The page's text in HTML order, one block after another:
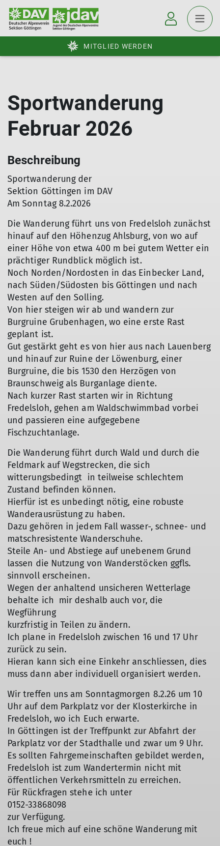
MITGLIED WERDEN
Sportwanderung
Februar 2026
Beschreibung
Sportwanderung der
Sektion Göttingen im DAV
Am Sonntag 8.2.2026
Die Wanderung führt uns von Fredelsloh zunächst
hinauf auf den Höhenzug Ahlsburg, von wo auf
einer Höhe von etwa 400 m bei gutem Wetter ein
prächtiger Rundblick möglich ist.
Noch Norden/Nordosten in das Einbecker Land,
nach Süden/Südosten bis Göttingen und nach
Westen auf den Solling.
Von hier steigen wir ab und wandern zur
Burgruine Grubenhagen, wo eine erste Rast
geplant ist.
Gut gestärkt geht es von hier aus nach Lauenberg
und hinauf zur Ruine der Löwenburg, einer
Burgruine, die bis 1530 den Herzögen von
Braunschweig als Burganlage diente.
Nach kurzer Rast starten wir in Richtung
Fredelsloh, gehen am Waldschwimmbad vorbei
und passieren eine aufgegebene
Fischzuchtanlage.
Die Wanderung führt durch Wald und durch die
Feldmark auf Wegstrecken, die sich
witterungsbedingt in teilweise schlechtem
Zustand befinden können.
Hierfür ist es unbedingt nötig, eine robuste
Wanderausrüstung zu haben.
Dazu gehören in jedem Fall wasser-, schnee- und
matschresistente Wanderschuhe.
Steile An- und Abstiege auf unebenem Grund
lassen die Nutzung von Wanderstöcken ggfls.
sinnvoll erscheinen.
Wegen der anhaltend unsicheren Wetterlage
behalte ich mir deshalb auch vor, die
Wegführung
kurzfristig in Teilen zu ändern.
Ich plane in Fredelsloh zwischen 16 und 17 Uhr
zurück zu sein.
Hieran kann sich eine Einkehr anschliessen, dies
muss dann aber individuell organisiert werden.
Wir treffen uns am Sonntagmorgen 8.2.26 um 10
Uhr auf dem Parkplatz vor der Klosterkirche in
Fredelsloh, wo ich Euch erwarte.
In Göttingen ist der Treffpunkt zur Abfahrt der
Parkplatz vor der Stadthalle und zwar um 9 Uhr.
Es sollten Fahrgemeinschaften gebildet werden,
Fredelsloh ist zum Wandertermin nicht mit
öffentlichen Verkehrsmitteln zu erreichen.
Für Rückfragen stehe ich unter
0152-33868098
zur Verfügung.
Ich freue mich auf eine schöne Wanderung mit
euch !